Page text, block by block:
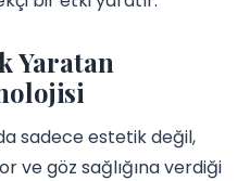
Yaratan
sadece estetik değil,
ve göz sağlığına verdiği